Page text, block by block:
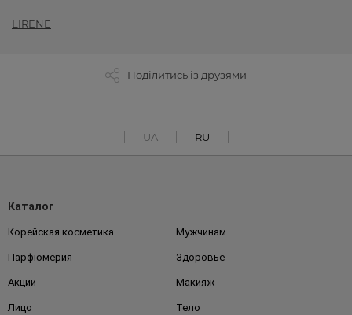
LIRENE
Поділитись із друзями
UA RU
Каталог
Корейская косметика Мужчинам
Парфюмерия Здоровье
Акции Макияж
Лицо Тело